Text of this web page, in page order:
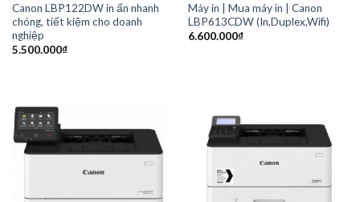
Canon LBP122DW in ấn nhanh
chóng, tiết kiệm cho doanh
nghiệp
5.500.000₫
Máy in | Mua máy in | Canon
LBP613CDW (In,Duplex,Wifi)
6.600.000₫